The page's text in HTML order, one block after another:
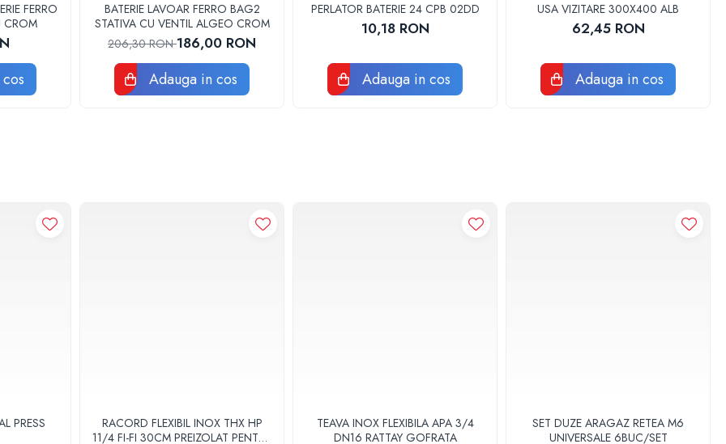
FERRO
CROM
BATERIE LAVOAR FERRO BAG2
STATIVA CU VENTIL ALGEO CROM
206,30 RON186,00 RON
Adauga in cos
PERLATOR BATERIE 24 CPB 02DD
10,18 RON
Adauga in cos
USA VIZITARE 300X400 ALB
62,45 RON
Adauga in cos
PRESS
RACORD FLEXIBIL INOX THX HP
11/4 FI-FI 30CM PREIZOLAT PENTRU
TEAVA INOX FLEXIBILA APA 3/4
DN16 RATTAY GOFRATA
SET DUZE ARAGAZ RETEA M6
UNIVERSALE 6BUC/SET